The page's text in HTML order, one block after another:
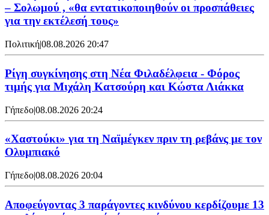
– Σολωμού , «θα εντατικοποιηθούν οι προσπάθειες
για την εκτέλεσή τους»
Πολιτική|08.08.2026 20:47
Ρίγη συγκίνησης στη Νέα Φιλαδέλφεια - Φόρος
τιμής για Μιχάλη Κατσούρη και Κώστα Λιάκκα
Γήπεδο|08.08.2026 20:24
«Χαστούκι» για τη Ναϊμέγκεν πριν τη ρεβάνς με τον
Ολυμπιακό
Γήπεδο|08.08.2026 20:04
Αποφεύγοντας 3 παράγοντες κινδύνου κερδίζουμε 13